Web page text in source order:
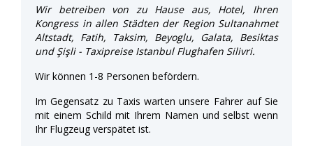
Wir betreiben von zu Hause aus, Hotel, Ihren
Kongress in allen Städten der Region Sultanahmet
Altstadt, Fatih, Taksim, Beyoglu, Galata, Besiktas
und Şişli - Taxipreise Istanbul Flughafen Silivri.
Wir können 1-8 Personen befördern.
Im Gegensatz zu Taxis warten unsere Fahrer auf Sie
mit einem Schild mit Ihrem Namen und selbst wenn
Ihr Flugzeug verspätet ist.